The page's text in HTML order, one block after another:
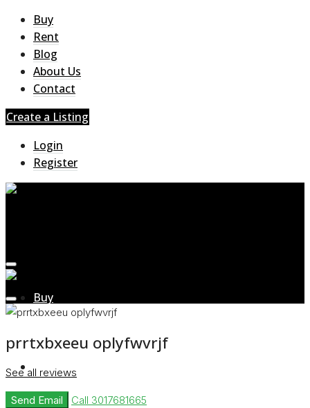
Buy
Rent
Blog
About Us
Contact
Create a Listing
Login
Register
Buy
Rent
prrtxbxeeu oplyfwvrjf
See all reviews
Send Email Call 3017681665